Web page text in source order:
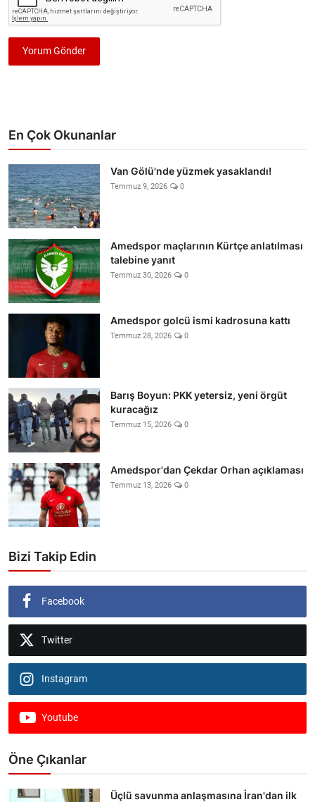
Yorum Gönder
En Çok Okunanlar
Van Gölü'nde yüzmek yasaklandı!
Temmuz 9, 2026 0
Amedspor maçlarının Kürtçe anlatılması
talebine yanıt
Temmuz 30, 2026 0
Amedspor golcü ismi kadrosuna kattı
Temmuz 28, 2026 0
Barış Boyun: PKK yetersiz, yeni örgüt
kuracağız
Temmuz 15, 2026 0
Amedspor'dan Çekdar Orhan açıklaması
Temmuz 13, 2026 0
Bizi Takip Edin
Facebook
Twitter
Instagram
Youtube
Öne Çıkanlar
Üçlü savunma anlaşmasına İran'dan ilk